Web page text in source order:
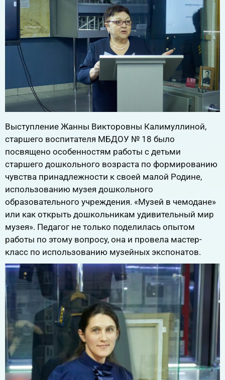
Выступление Жанны Викторовны Калимуллиной,
старшего воспитателя МБДОУ № 18 было
посвящено особенностям работы с детьми
старшего дошкольного возраста по формированию
чувства принадлежности к своей малой Родине,
использованию музея дошкольного
образовательного учреждения. «Музей в чемодане»
или как открыть дошкольникам удивительный мир
музея». Педагог не только поделилась опытом
работы по этому вопросу, она и провела мастер-
класс по использованию музейных экспонатов.